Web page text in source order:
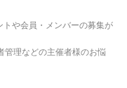
トや会員・メンバーの募集が
管理などの主催者様のお悩